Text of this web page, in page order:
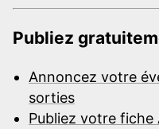
Publiez
Annoncez votre
sorties
Publiez votre fiche